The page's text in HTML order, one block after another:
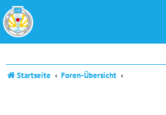
Startseite Foren-Übersicht